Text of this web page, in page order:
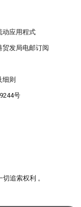
动应用程式
贸发局电邮订阅
细则
号
追索权利 。